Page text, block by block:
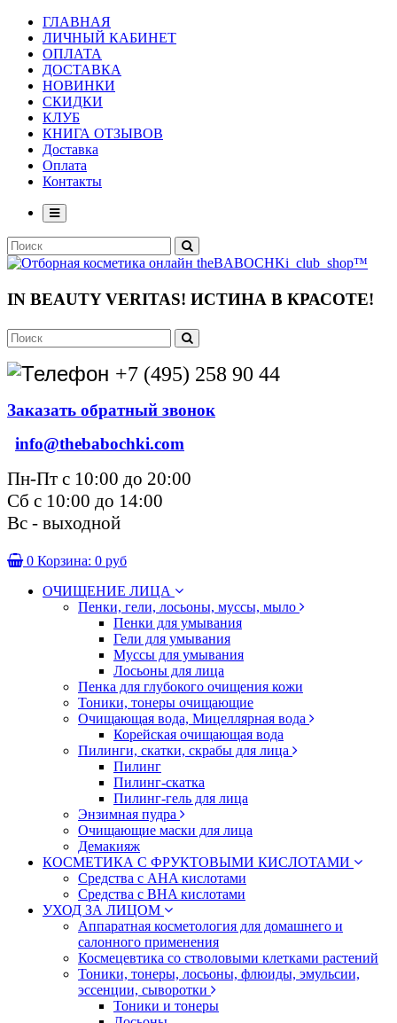
ГЛАВНАЯ
ЛИЧНЫЙ КАБИНЕТ
ОПЛАТА
ДОСТАВКА
НОВИНКИ
СКИДКИ
КЛУБ
КНИГА ОТЗЫВОВ
Доставка
Оплата
Контакты
IN BEAUTY VERITAS! ИСТИНА В КРАСОТЕ!
+7 (495) 258 90 44
Заказать обратный звонок
info@thebabochki.com
Пн-Пт с 10:00 до 20:00
Сб с 10:00 до 14:00
Вс - выходной
0 Корзина: 0 руб
ОЧИЩЕНИЕ ЛИЦА
Пенки, гели, лосьоны, муссы, мыло
Пенки для умывания
Гели для умывания
Муссы для умывания
Лосьоны для лица
Пенка для глубокого очищения кожи
Тоники, тонеры очищающие
Очищающая вода, Мицеллярная вода
Корейская очищающая вода
Пилинги, скатки, скрабы для лица
Пилинг
Пилинг-скатка
Пилинг-гель для лица
Энзимная пудра
Очищающие маски для лица
Демакияж
КОСМЕТИКА С ФРУКТОВЫМИ КИСЛОТАМИ
Средства с AHA кислотами
Средства с BHA кислотами
УХОД ЗА ЛИЦОМ
Аппаратная косметология для домашнего и
салонного применения
Космецевтика со стволовыми клетками растений
Тоники, тонеры, лосьоны, флюиды, эмульсии,
эссенции, сыворотки
Тоники и тонеры